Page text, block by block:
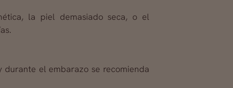
la piel demasiado seca, o el
el embarazo se recomienda